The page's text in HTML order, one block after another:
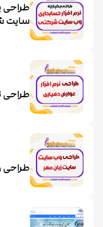
طراحی
سایت
طراحی
طراحی